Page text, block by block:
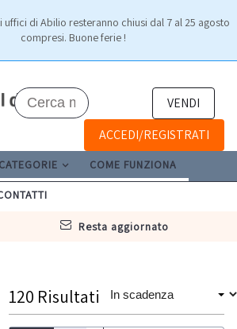
uffici di Abilio resteranno chiusi dal 7 al 25 agosto
compresi. Buone ferie !
VENDI
ACCEDI/REGISTRATI
CATEGORIE COME FUNZIONA
resta aggiornato
120 Risultati